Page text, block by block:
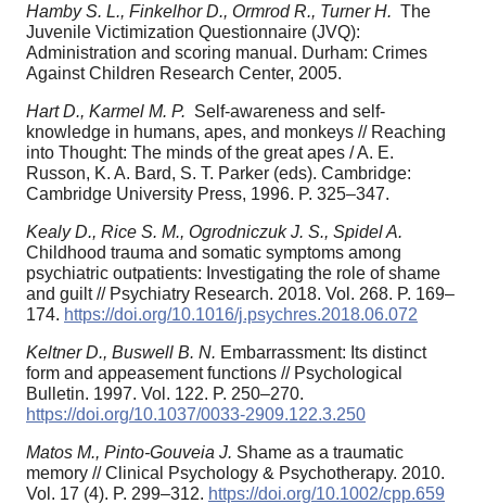
Hamby S. L., Finkelhor D., Ormrod R., Turner H. The
Juvenile Victimization Questionnaire (JVQ):
Administration and scoring manual. Durham: Crimes
Against Children Research Center, 2005.
Hart D., Karmel M. P. Self-awareness and self-
knowledge in humans, apes, and monkeys // Reaching
into Thought: The minds of the great apes / A. E.
Russon, K. A. Bard, S. T. Parker (eds). Cambridge:
Cambridge University Press, 1996. P. 325–347.
Kealy D., Rice S. M., Ogrodniczuk J. S., Spidel A.
Childhood trauma and somatic symptoms among
psychiatric outpatients: Investigating the role of shame
and guilt // Psychiatry Research. 2018. Vol. 268. P. 169–
174. https://doi.org/10.1016/j.psychres.2018.06.072
Keltner D., Buswell B. N. Embarrassment: Its distinct
form and appeasement functions // Psychological
Bulletin. 1997. Vol. 122. P. 250–270.
https://doi.org/10.1037/0033-2909.122.3.250
Matos M., Pinto-Gouveia J. Shame as a traumatic
memory // Clinical Psychology & Psychotherapy. 2010.
Vol. 17 (4). P. 299–312. https://doi.org/10.1002/cpp.659